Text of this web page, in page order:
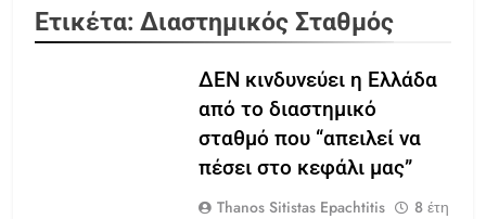
Ετικέτα: Διαστημικός Σταθμός
ΔΕΝ κινδυνεύει η Ελλάδα
από το διαστημικό
σταθμό που “απειλεί να
πέσει στο κεφάλι μας”
Thanos Sitistas Epachtitis
8 έτη